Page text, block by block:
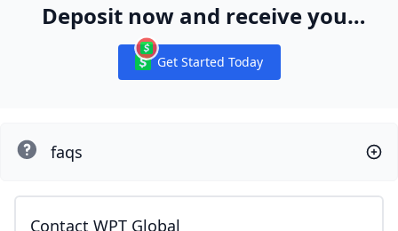
Deposit now and receive your
WPT® Global Ticket Package
Notifications
Get Started Today
faqs
Contact WPT Global